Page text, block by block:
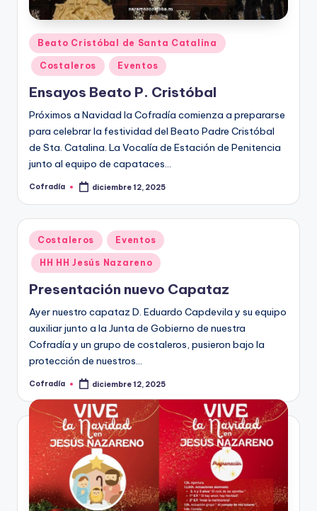
Publicado
en
Beato Cristóbal de Santa Catalina
Costaleros Eventos
Ensayos Beato P. Cristóbal
Próximos a Navidad la Cofradía comienza a prepararse
para celebrar la festividad del Beato Padre Cristóbal
de Sta. Catalina. La Vocalía de Estación de Penitencia
junto al equipo de capataces…
Publicado
Cofradía diciembre 12, 2025
Publicado
en
Costaleros Eventos
HH HH Jesús Nazareno
Presentación nuevo Capataz
Ayer nuestro capataz D. Eduardo Capdevila y su equipo
auxiliar junto a la Junta de Gobierno de nuestra
Cofradía y un grupo de costaleros, pusieron bajo la
protección de nuestros…
Publicado
Cofradía diciembre 12, 2025